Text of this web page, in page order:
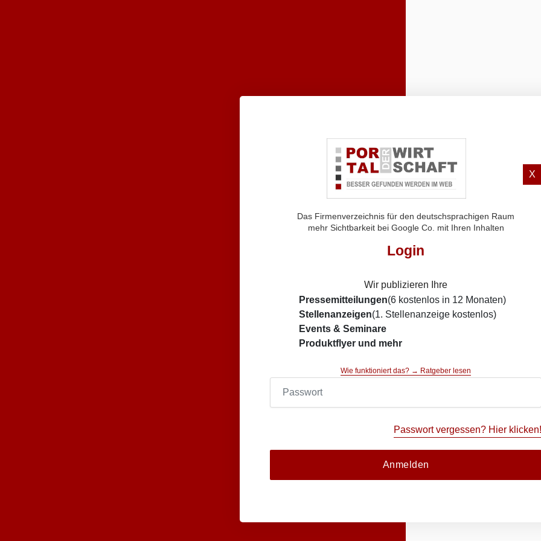
X
Das Firmenverzeichnis für den deutschsprachigen Raum
mehr Sichtbarkeit bei Google Co. mit Ihren Inhalten
Login
Wir publizieren Ihre
Pressemitteilungen(6 kostenlos in 12 Monaten)
Stellenanzeigen(1. Stellenanzeige kostenlos)
Events & Seminare
Produktflyer und mehr
Wie funktioniert das? → Ratgeber lesen
Passwort vergessen? Hier klicken!
Anmelden